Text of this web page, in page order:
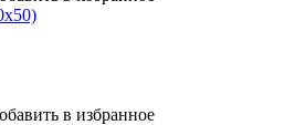
в избранное